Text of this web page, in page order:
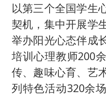
杭
乐
以第三个全国学生
契机，集中开展学
举办阳光心态伴成
培训心理教师200
传、趣味心育、艺
列特色活动320余